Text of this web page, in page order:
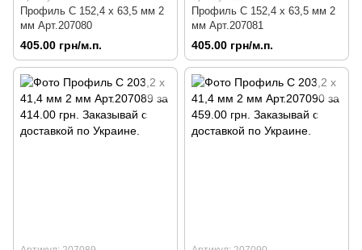
Профиль C 152,4 х 63,5 мм 2
мм Арт.207080
405.00 грн/м.п.
Профиль C 152,4 х 63,5 мм 2
мм Арт.207081
405.00 грн/м.п.